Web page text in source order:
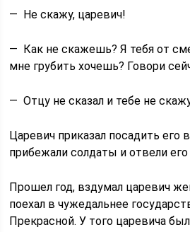
— Не скажу, царевич!
— Как не скажешь? Я тебя от
мне грубить хочешь? Говори
— Отцу не сказал и тебе не
Царевич приказал посадить его
прибежали солдаты и отвели
Прошел год, вздумал царевич
поехал в чужедальнее
Прекрасной. У того царевича